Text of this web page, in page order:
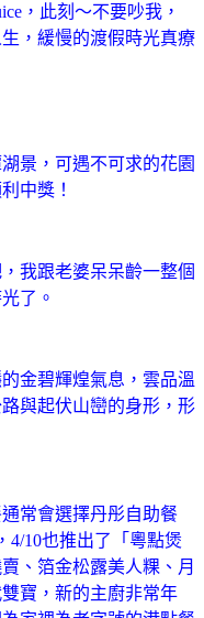
，此刻～不要吵我，
，緩慢的渡假時光真療
景，可遇不可求的花園
中獎！
我跟老婆呆呆齡一整個
了。
金碧輝煌氣息，雲品溫
與起伏山巒的身形，形
常會選擇丹彤自助餐
4/10也推出了「粵點煲
、箔金松露美人粿 、 月
寶，新的主廚非常年